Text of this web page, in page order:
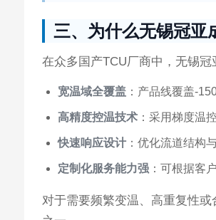
三、为什么无锡冠亚
在众多国产TCU厂商中，无锡
宽温域全覆盖 ：产品线覆盖-
高精度控温技术 ：采用梯度温
快速响应设计 ：优化流道结构
定制化服务能力强 ：可根据客
对于需要频繁变温、高重复性